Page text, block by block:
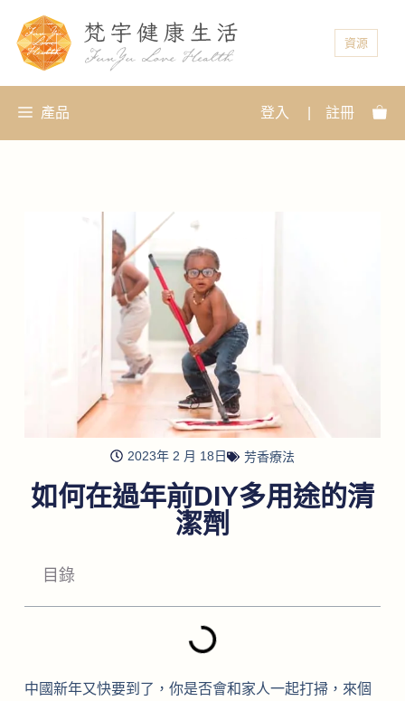
資源
產品 登入 註冊
2023年 2 月 18日 芳香療法
如何在過年前DIY多用途的清
潔劑
目錄
中國新年又快要到了，你是否會和家人一起打掃，來個